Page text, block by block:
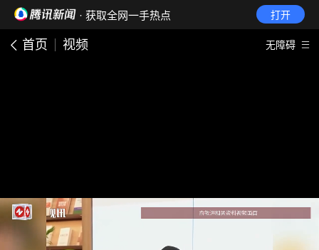
· 获取全网一手热点 打开
首页 视频 无障碍